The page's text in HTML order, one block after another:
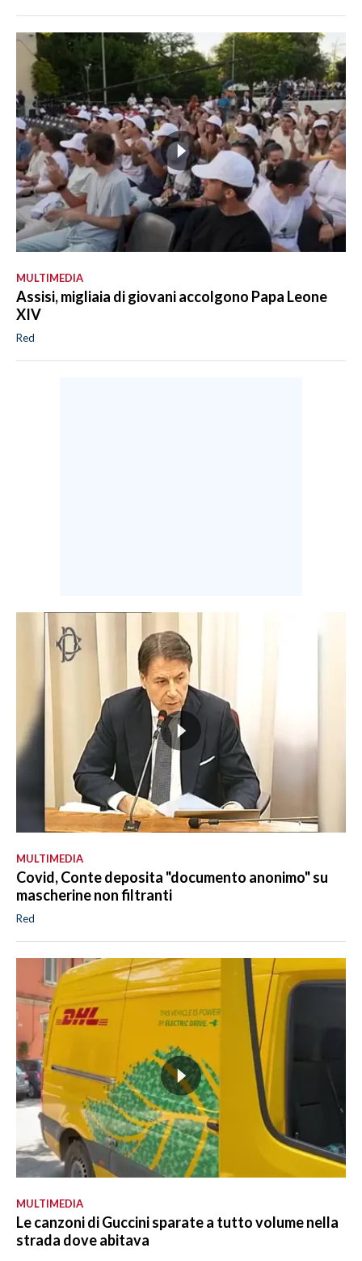
MULTIMEDIA
Assisi, migliaia di giovani accolgono Papa Leone
XIV
Red
MULTIMEDIA
Covid, Conte deposita "documento anonimo" su
mascherine non filtranti
Red
MULTIMEDIA
Le canzoni di Guccini sparate a tutto volume nella
strada dove abitava